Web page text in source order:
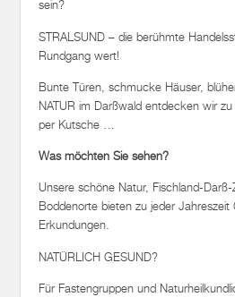
sein?
STRALSUND – die berühmte
Rundgang wert!
Bunte Türen, schmucke Häuser,
NATUR im Darßwald entdecken wir
per Kutsche …
Was möchten Sie sehen?
Unsere schöne Natur, Fischland-
Boddenorte bieten zu jeder Jahreszeit
Erkundungen.
NATÜRLICH GESUND?
Für Fastengruppen und